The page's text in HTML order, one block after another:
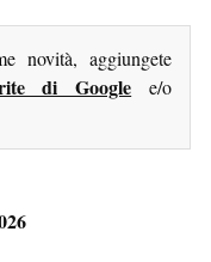
novità, aggiungete
di Google e/o